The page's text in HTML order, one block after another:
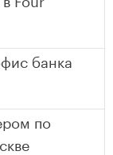
банка
по